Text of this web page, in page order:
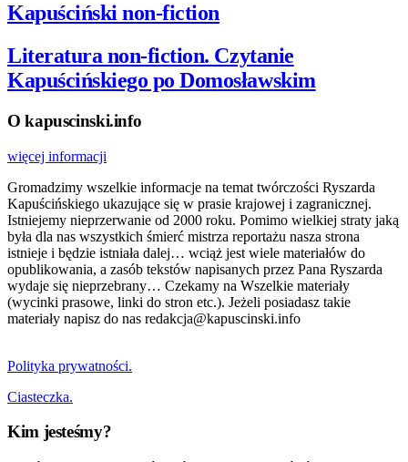
Kapuściński non-fiction
Literatura non-fiction. Czytanie
Kapuścińskiego po Domosławskim
O kapuscinski.info
więcej informacji
Gromadzimy wszelkie informacje na temat twórczości Ryszarda
Kapuścińskiego ukazujące się w prasie krajowej i zagranicznej.
Istniejemy nieprzerwanie od 2000 roku. Pomimo wielkiej straty jaką
była dla nas wszystkich śmierć mistrza reportażu nasza strona
istnieje i będzie istniała dalej… wciąż jest wiele materiałów do
opublikowania, a zasób tekstów napisanych przez Pana Ryszarda
wydaje się nieprzebrany… Czekamy na Wszelkie materiały
(wycinki prasowe, linki do stron etc.). Jeżeli posiadasz takie
materiały napisz do nas redakcja@kapuscinski.info
Polityka prywatności.
Ciasteczka.
Kim jesteśmy?